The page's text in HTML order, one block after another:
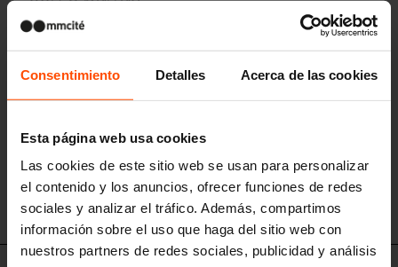
Consentimiento Detalles Acerca de las cookies
Esta página web usa cookies
Las cookies de este sitio web se usan para personalizar
el contenido y los anuncios, ofrecer funciones de redes
sociales y analizar el tráfico. Además, compartimos
información sobre el uso que haga del sitio web con
nuestros partners de redes sociales, publicidad y análisis